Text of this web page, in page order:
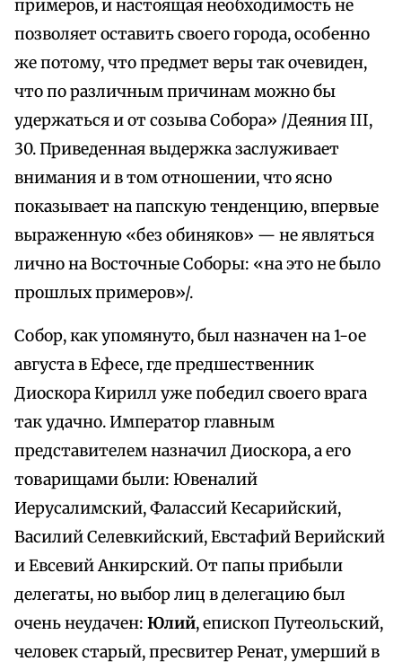
примеров, и настоящая необходимость не
позволяет оставить своего города, особенно
же потому, что предмет веры так очевиден,
что по различным причинам можно бы
удержаться и от созыва Собора» /Деяния III,
30. Приведенная выдержка заслуживает
внимания и в том отношении, что ясно
показывает на папскую тенденцию, впервые
выраженную «без обиняков» — не являться
лично на Восточные Соборы: «на это не было
прошлых примеров»/.
Собор, как упомянуто, был назначен на 1-ое
августа в Ефесе, где предшественник
Диоскора Кирилл уже победил своего врага
так удачно. Император главным
представителем назначил Диоскора, а его
товарищами были: Ювеналий
Иерусалимский, Фалассий Кесарийский,
Василий Селевкийский, Евстафий Верийский
и Евсевий Анкирский. От папы прибыли
делегаты, но выбор лиц в делегацию был
очень неудачен: Юлий, епископ Путеольский,
человек старый, пресвитер Ренат, умерший в